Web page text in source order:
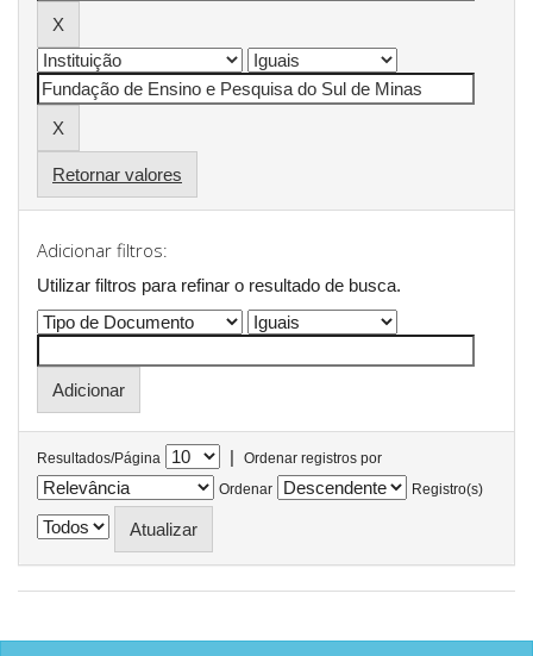
Retornar valores
Adicionar filtros:
Utilizar filtros para refinar o resultado de busca.
Resultados/Página |
Ordenar registros por
Ordenar
Registro(s)